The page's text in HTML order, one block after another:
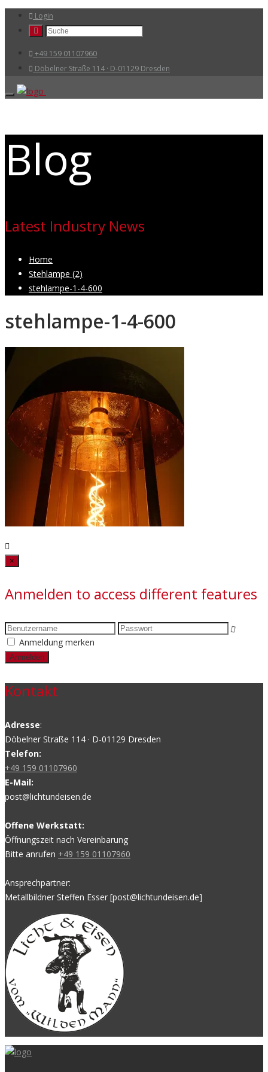
Login
+49 159 01107960
Döbelner Straße 114 · D-01129 Dresden
Blog
Latest Industry News
Home
Stehlampe (2)
stehlampe-1-4-600
stehlampe-1-4-600
×
Anmelden to access different features
Anmeldung merken
Kontakt
Adresse:
Döbelner Straße 114 · D-01129 Dresden
Telefon:
+49 159 01107960
E-Mail:
post@lichtundeisen.de
Offene Werkstatt:
Öffnungszeit nach Vereinbarung
Bitte anrufen +49 159 01107960
Ansprechpartner:
Metallbildner Steffen Esser [post@lichtundeisen.de]